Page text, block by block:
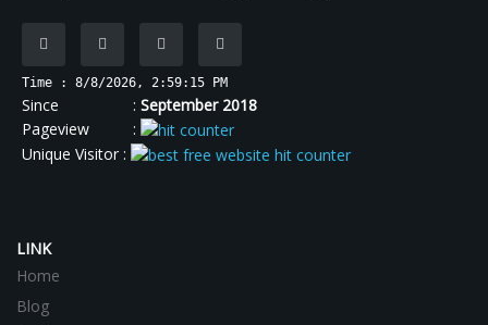
Time : 8/8/2026, 2:59:16 PM
Since : September 2018
Pageview :
Unique Visitor :
LINK
Home
Blog